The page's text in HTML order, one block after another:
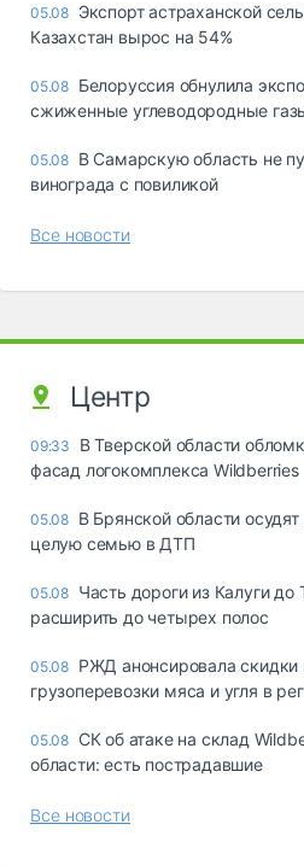
05.08 Экспорт астраханской
Казахстан вырос на 54%
05.08 Белоруссия обнулила
сжиженные углеводородные
05.08 В Самарскую область не
винограда с повиликой
Все новости
Центр
09:33
В Тверской области
фасад логокомплекса Wildberries
05.08 В Брянской области
целую семью в ДТП
05.08 Часть дороги из Калуги до
расширить до четырех полос
05.08 РЖД анонсировала скидки
грузоперевозки мяса и угля в
05.08 СК об атаке на склад
области: есть пострадавшие
Все новости